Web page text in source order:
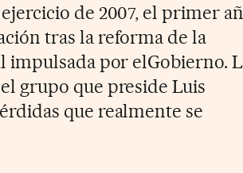
de 2007, el primer
tras la reforma de la
impulsada por elGobierno.
grupo que preside Luis
que realmente se